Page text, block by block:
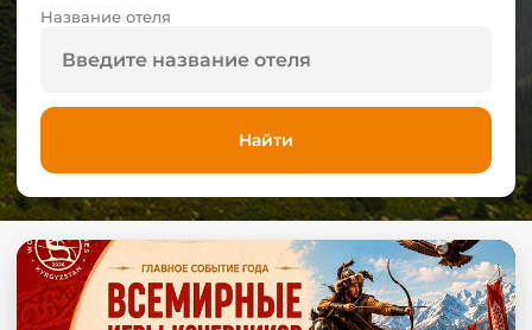
Название отеля
Найти